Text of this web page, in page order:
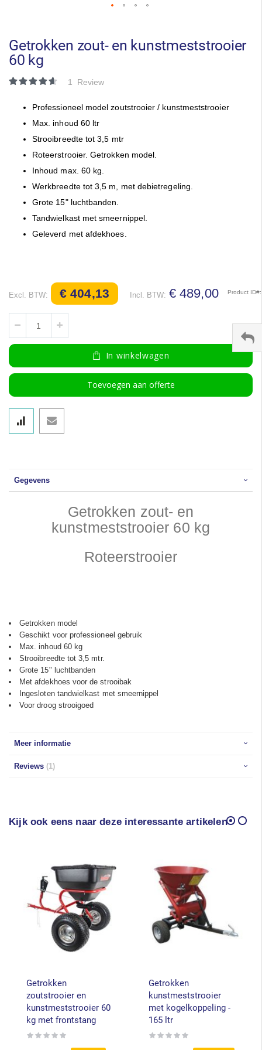
het
begin
van
afbeeldingen-
Getrokken zout- en kunstmeststrooier
60 kg
Waardering:
1 Review
Professioneel model zoutstrooier / kunstmeststrooier
Max. inhoud 60 ltr
Strooibreedte tot 3,5 mtr
Roteerstrooier. Getrokken model.
Inhoud max. 60 kg.
Werkbreedte tot 3,5 m, met debietregeling.
Grote 15" luchtbanden.
Tandwielkast met smeernippel.
Geleverd met afdekhoes.
€ 404,13 € 489,00 Product ID
In winkelwagen
Toevoegen aan offerte
Gegevens
Getrokken zout- en
kunstmeststrooier 60 kg
Roteerstrooier
Getrokken model
Geschikt voor professioneel gebruik
Max. inhoud 60 kg
Strooibreedte tot 3,5 mtr.
Grote 15" luchtbanden
Met afdekhoes voor de strooibak
Ingesloten tandwielkast met smeernippel
Voor droog strooigoed
Meer informatie
Reviews 1
Kijk ook eens naar deze interessante artikelen
Getrokken
zoutstrooier en
kunstmeststrooier 60
kg met frontstang
Rating:
Getrokken
kunstmeststrooier
met kogelkoppeling -
165 ltr
Rating: